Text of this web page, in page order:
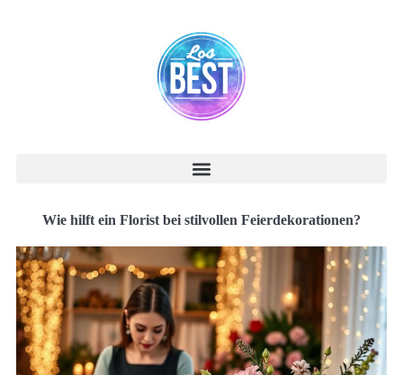
Wie hilft ein Florist bei stilvollen Feierdekorationen?